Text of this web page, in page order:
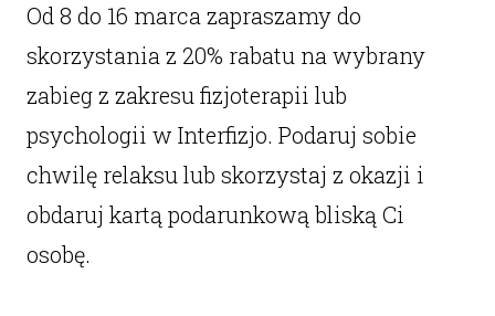
Od 8 do 16 marca zapraszamy do
skorzystania z 20% rabatu na wybrany
zabieg z zakresu fizjoterapii lub
psychologii w Interfizjo. Podaruj sobie
chwilę relaksu lub skorzystaj z okazji i
obdaruj kartą podarunkową bliską Ci
osobę.